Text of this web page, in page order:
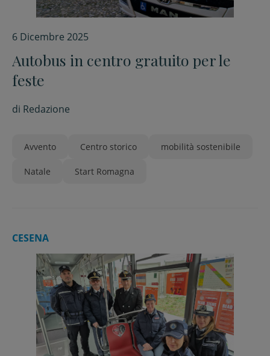
6 Dicembre 2025
Autobus in centro gratuito per le
feste
di Redazione
Avvento Centro storico mobilità sostenibile
Natale Start Romagna
CESENA